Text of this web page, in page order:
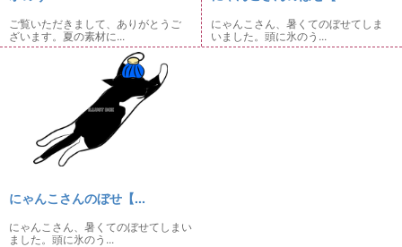
ご覧いただきまして、ありがとうご
ざいます。夏の素材に...
にゃんこさん、暑くてのぼせてしま
いました。頭に氷のう...
にゃんこさんのぼせ【...
にゃんこさん、暑くてのぼせてしまい
ました。頭に氷のう...